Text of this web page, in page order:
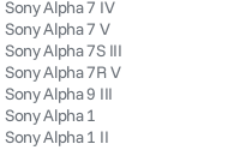
Sony Alpha 7 IV
Sony Alpha 7 V
Sony Alpha 7S III
Sony Alpha 7R V
Sony Alpha 9 III
Sony Alpha 1
Sony Alpha 1 II